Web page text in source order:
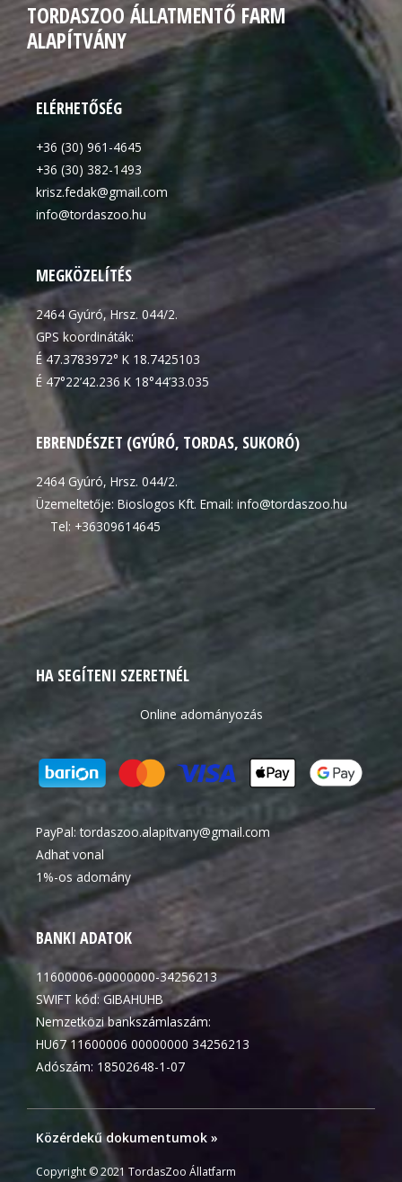
TORDASZOO ÁLLATMENTŐ FARM
ALAPÍTVÁNY
ELÉRHETŐSÉG
+36 (30) 961-4645
+36 (30) 382-1493
krisz.fedak@gmail.com
info@tordaszoo.hu
MEGKÖZELÍTÉS
2464 Gyúró, Hrsz. 044/2.
GPS koordináták:
É 47.3783972° K 18.7425103
É 47°22’42.236 K 18°44’33.035
EBRENDÉSZET (GYÚRÓ, TORDAS, SUKORÓ)
2464 Gyúró, Hrsz. 044/2.
Üzemeltetője: Bioslogos Kft. Email: info@tordaszoo.hu
Tel: +36309614645
HA SEGÍTENI SZERETNÉL
Online adományozás
PayPal:tordaszoo.alapitvany@gmail.com
Adhat vonal
1%-os adomány
BANKI ADATOK
11600006-00000000-34256213
SWIFT kód: GIBAHUHB
Nemzetközi bankszámlaszám:
HU67 11600006 00000000 34256213
Adószám: 18502648-1-07
Közérdekű dokumentumok »
Copyright © 2021 TordasZoo Állatfarm